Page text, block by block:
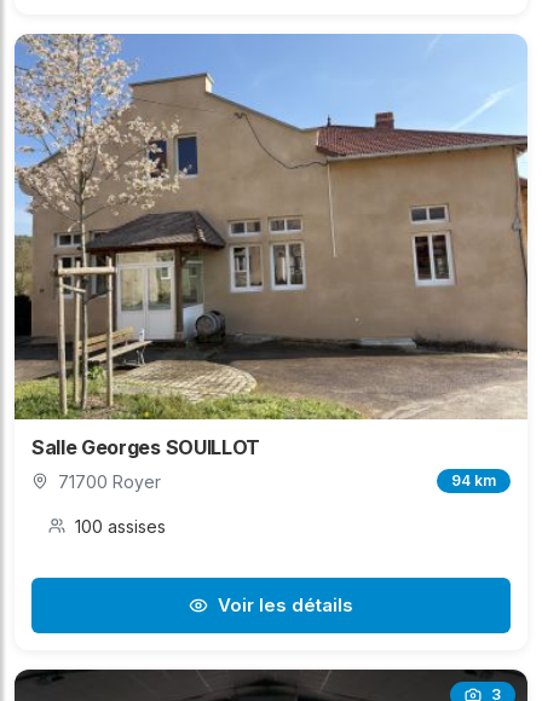
Salle Georges SOUILLOT
71700 Royer 94 km
100 assises
Voir les détails
3